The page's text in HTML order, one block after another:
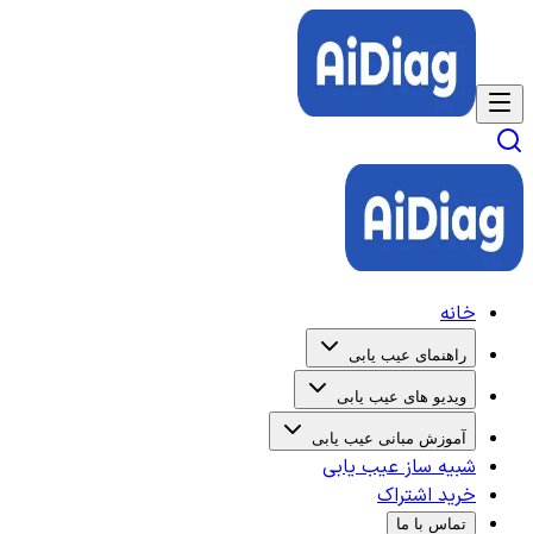
خانه
راهنمای عیب یابی
ویدیو های عیب یابی
آموزش مبانی عیب یابی
شبیه ساز عیب یابی
خرید اشتراک
تماس با ما